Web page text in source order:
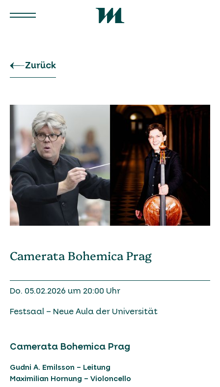
Zurück
Camerata Bohemica Prag
Do. 05.02.2026 um 20:00 Uhr
Festsaal – Neue Aula der Universität
Camerata Bohemica Prag
Gudni A. Emilsson – Leitung
Maximilian Hornung – Violoncello